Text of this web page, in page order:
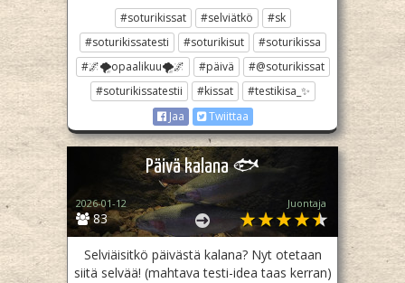
#soturikissat #selviätkö
#sk
#soturikissatesti
#soturikisut
#soturikissa
#🌌🌪opaalikuu🌪🌌
#päivä
#@soturikissat
#soturikissatestii
#kissat
#testikisa_✨
Jaa
Twiittaa
Päivä kalana 🐟
83
2026-01-12 Juontaja
Selviäisitkö päivästä kalana? Nyt otetaan
siitä selvää! (mahtava testi-idea taas kerran)